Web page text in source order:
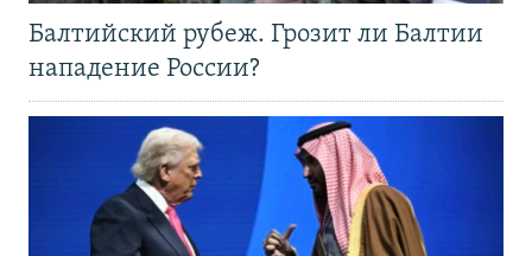
Балтийский рубеж. Грозит ли Балтии
нападение России?